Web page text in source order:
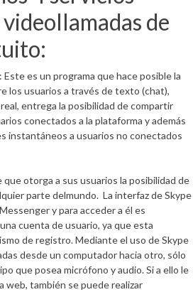
de
Este es un programa que hace posible la
los usuarios a través de texto (chat),
entrega la posibilidad de compartir
conectados a la plataforma y además
instantáneos a usuarios no conectados
otorga a sus usuarios la posibilidad de
parte delmundo. La interfaz de Skype
y para acceder a él es
cuenta de usuario, ya que esta
de registro. Mediante el uso de Skype
desde un computador hacia otro, sólo
que posea micrófono y audio. Si a ello le
web, también se puede realizar